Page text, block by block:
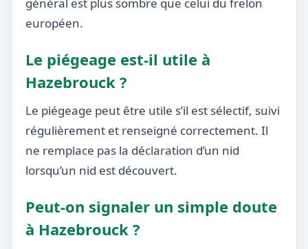
européen.
Le piégeage est-il utile à
Hazebrouck ?
Le piégeage peut être utile s’il est sélectif, suivi
régulièrement et renseigné correctement. Il
ne remplace pas la déclaration d’un nid
lorsqu’un nid est découvert.
Peut-on signaler un simple doute
à Hazebrouck ?